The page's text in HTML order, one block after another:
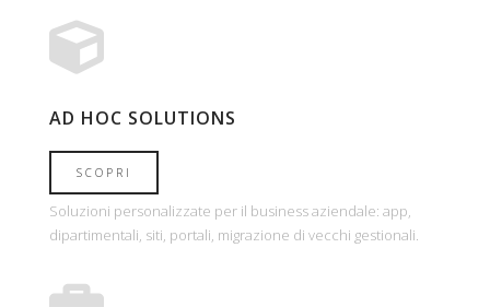
AD HOC SOLUTIONS
SCOPRI
Soluzioni personalizzate per il business aziendale: app,
dipartimentali, siti, portali, migrazione di vecchi gestionali.